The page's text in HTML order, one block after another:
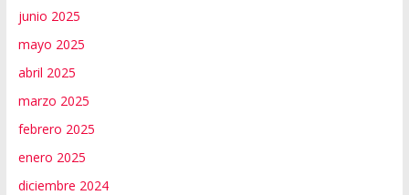
junio 2025
mayo 2025
abril 2025
marzo 2025
febrero 2025
enero 2025
diciembre 2024